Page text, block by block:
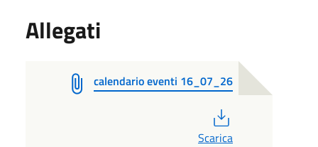
Allegati
calendario eventi 16_07_26
Scarica